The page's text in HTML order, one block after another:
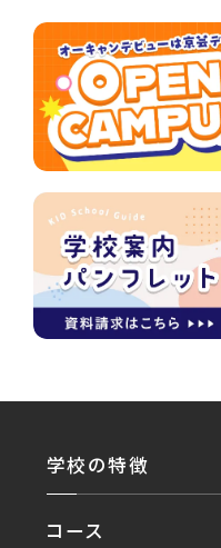
学校の特徴
コース